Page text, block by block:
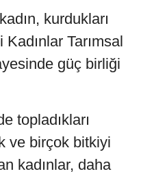
kurdukları
Tarımsal
güç birliği
topladıkları
ve birçok bitkiyi
kadınlar, daha